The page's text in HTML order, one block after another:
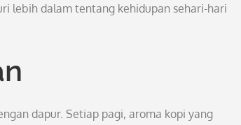
lebih dalam tentang kehidupan sehari-hari
dapur. Setiap pagi, aroma kopi yang